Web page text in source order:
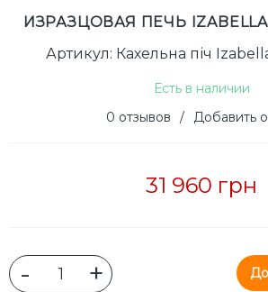
ИЗРАЗЦОВАЯ ПЕЧЬ
Артикул: Кахельна піч
Есть в наличии
0 отзывов
/ Добавить
31 960 грн
- +